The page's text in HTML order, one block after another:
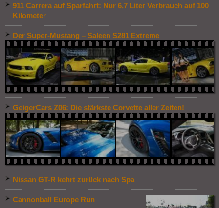
911 Carrera auf Sparfahrt: Nur 6,7 Liter Verbrauch auf 100
Kilometer
Der Super-Mustang – Saleen S281 Extreme
GeigerCars Z06: Die stärkste Corvette aller Zeiten!
Nissan GT-R kehrt zurück nach Spa
Cannonball Europe Run